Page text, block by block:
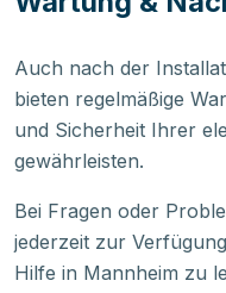
Auch nach der
bieten regelmäßige
und Sicherheit Ihrer
gewährleisten.
Bei Fragen oder
jederzeit zur
Hilfe in Mannheim zu